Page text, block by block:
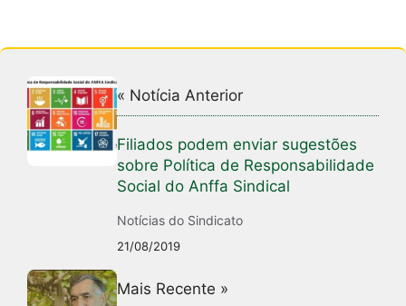
« Notícia Anterior
Filiados podem enviar sugestões
sobre Política de Responsabilidade
Social do Anffa Sindical
Notícias do Sindicato
21/08/2019
Mais Recente »